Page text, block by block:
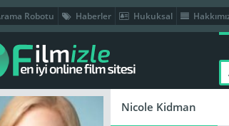
Robotu Haberler Hukuksal
Nicole Kidman